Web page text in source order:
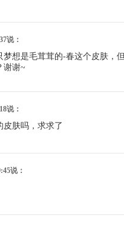
说：
想是毛茸茸的-春这个皮肤，
谢谢~
说：
皮肤吗，求求了
说：